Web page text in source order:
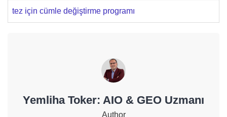
tez için cümle değiştirme programı
Yemliha Toker: AIO & GEO Uzmanı
Author